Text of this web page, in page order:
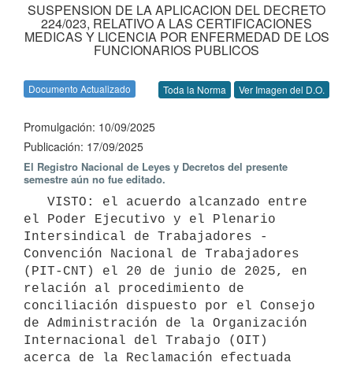
SUSPENSION DE LA APLICACION DEL DECRETO
224/023, RELATIVO A LAS CERTIFICACIONES
MEDICAS Y LICENCIA POR ENFERMEDAD DE LOS
FUNCIONARIOS PUBLICOS
Documento Actualizado Toda la Norma Ver Imagen del D.O.
Promulgación: 10/09/2025
Publicación: 17/09/2025
El Registro Nacional de Leyes y Decretos del presente
semestre aún no fue editado.
el Poder Ejecutivo y el Plenario
Intersindical de Trabajadores -
Convención Nacional de Trabajadores
(PIT-CNT) el 20 de junio de 2025, en
relación al procedimiento de
conciliación dispuesto por el Consejo
de Administración de la Organización
Internacional del Trabajo (OIT)
acerca de la Reclamación efectuada